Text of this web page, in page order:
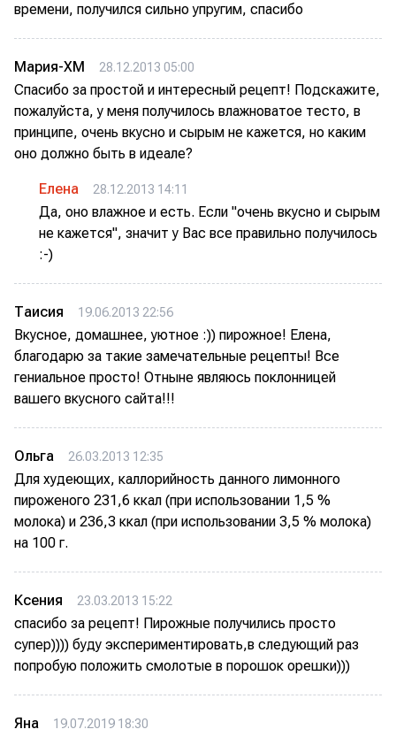
времени, получился сильно упругим, спасибо
Мария-ХМ 28.12.2013 05:00
Спасибо за простой и интересный рецепт! Подскажите,
пожалуйста, у меня получилось влажноватое тесто, в
принципе, очень вкусно и сырым не кажется, но каким
оно должно быть в идеале?
Елена 28.12.2013 14:11
Да, оно влажное и есть. Если "очень вкусно и сырым
не кажется", значит у Вас все правильно получилось
:-)
Таисия 19.06.2013 22:56
Вкусное, домашнее, уютное :)) пирожное! Елена,
благодарю за такие замечательные рецепты! Все
гениальное просто! Отныне являюсь поклонницей
вашего вкусного сайта!!!
Ольга 26.03.2013 12:35
Для худеющих, каллорийность данного лимонного
пироженого 231,6 ккал (при использовании 1,5 %
молока) и 236,3 ккал (при использовании 3,5 % молока)
на 100 г.
Ксения 23.03.2013 15:22
спасибо за рецепт! Пирожные получились просто
супер)))) буду экспериментировать,в следующий раз
попробую положить смолотые в порошок орешки)))
Яна 19.07.2019 18:30